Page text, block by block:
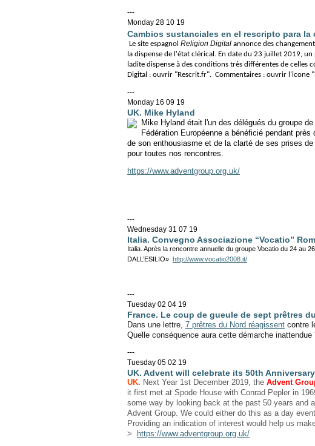
---
Monday 28 10 19
Cambios sustanciales en el rescripto para
Le site espagnol Religion Digital annonce des
la dispense de l'état clérical. En date du 23 juillet 2019,
ladite dispense à des conditions très différentes de celles
Digital : ouvrir "Rescrit.fr". Commentaires : ouvrir l'icone
---
Monday 16 09 19
UK. Mike Hyland
Mike Hyland était l'un des délégués du groupe
Fédération Européenne a bénéficié pendant
de son enthousiasme et de la clarté de ses prises
pour toutes nos rencontres.
https://www.adventgroup.org.uk/
---
Wednesday 31 07 19
Italia. Convegno Associazione “Vocatio”
Italia. Après la rencontre annuelle du groupe Vocatio du 24 au
DALL’ESILIO» http://www.vocatio2008.it/
---
Tuesday 02 04 19
France. Le coup de gueule de sept prêtres
Dans une lettre, 7 prêtres du Nord réagissent contre
Quelle conséquence aura cette démarche inattendue
---
Tuesday 05 02 19
UK. Advent will celebrate its 50th Anniversary
UK. Next Year 1st December 2019, the Advent
it first met at Spode House with Conrad Pepler in
some way by looking back at the past 50 years and
Advent Group. We could either do this as a day
Providing an indication of interest would help us
>
https://www.adventgroup.org.uk/